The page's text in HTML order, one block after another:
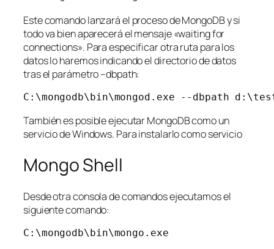
Este comando lanzará el proceso de MongoDB y si
todo va bien aparecerá el mensaje «waiting for
connections». Para especificar otra ruta para los
datos lo haremos indicando el directorio de datos
tras el parámetro –dbpath:
C:\mongodb\bin\mongod.exe --dbpath
También es posible ejecutar MongoDB como un
servicio de Windows. Para instalarlo como servicio
Mongo Shell
Desde otra consola de comandos ejecutamos el
siguiente comando:
C:\mongodb\bin\mongo.exe